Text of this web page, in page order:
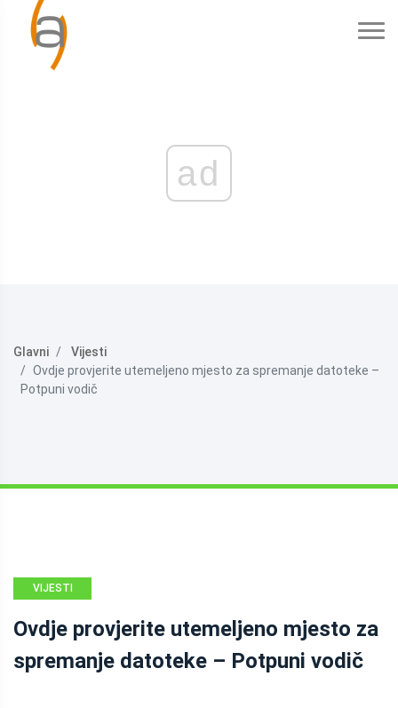
ad
Glavni
Vijesti
Ovdje provjerite utemeljeno mjesto za spremanje datoteke –
Potpuni vodič
VIJESTI
Ovdje provjerite utemeljeno mjesto za
spremanje datoteke – Potpuni vodič